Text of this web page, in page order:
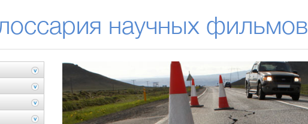
научных фильмов